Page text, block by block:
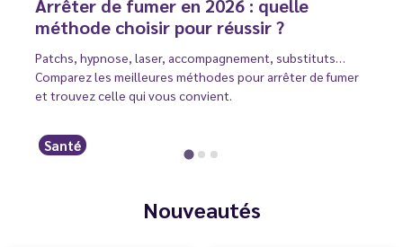
Arrêter de fumer en 2026 : quelle
méthode choisir pour réussir ?
Patchs, hypnose, laser, accompagnement, substituts…
Comparez les meilleures méthodes pour arrêter de fumer
et trouvez celle qui vous convient.
Santé
Nouveautés